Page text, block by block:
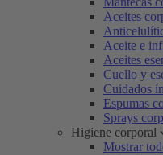
Aceites
Aceite e
Aceites
Cuello y
Cuidados
Espumas
Sprays
Higiene corporal
Mostrar